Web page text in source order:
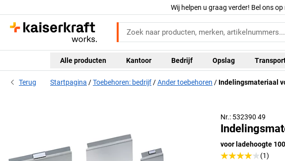
Wij helpen u graag verder! Bel ons
Alle producten Kantoor Bedrijf Opslag
Terug Startpagina Toebehoren: bedrijf Ander toebehoren Indelingsmateriaal
Nr.: 532390 49
voor ladehoogte
(1)